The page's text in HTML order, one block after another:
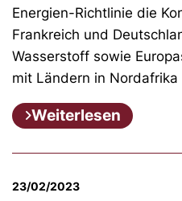
Energien-Richtlinie die
Frankreich und
Wasserstoff sowie
mit Ländern in
Weiterlesen
23/02/2023